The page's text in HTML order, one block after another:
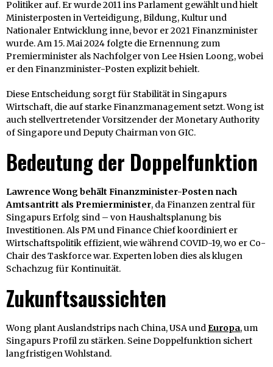
Politiker auf. Er wurde 2011 ins Parlament gewählt und hielt
Ministerposten in Verteidigung, Bildung, Kultur und
Nationaler Entwicklung inne, bevor er 2021 Finanzminister
wurde. Am 15. Mai 2024 folgte die Ernennung zum
Premierminister als Nachfolger von Lee Hsien Loong, wobei
er den Finanzminister-Posten explizit behielt.
Diese Entscheidung sorgt für Stabilität in Singapurs
Wirtschaft, die auf starke Finanzmanagement setzt. Wong ist
auch stellvertretender Vorsitzender der Monetary Authority
of Singapore und Deputy Chairman von GIC.
Bedeutung der Doppelfunktion
Lawrence Wong behält Finanzminister-Posten nach
Amtsantritt als Premierminister, da Finanzen zentral für
Singapurs Erfolg sind – von Haushaltsplanung bis
Investitionen. Als PM und Finance Chief koordiniert er
Wirtschaftspolitik effizient, wie während COVID-19, wo er Co-
Chair des Taskforce war. Experten loben dies als klugen
Schachzug für Kontinuität.
Zukunftsaussichten
Wong plant Auslandstrips nach China, USA undEuropa, um
Singapurs Profil zu stärken. Seine Doppelfunktion sichert
langfristigen Wohlstand.